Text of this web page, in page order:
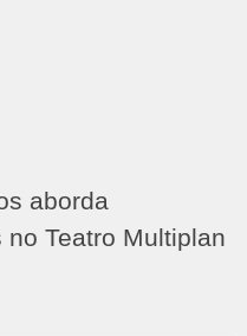
aborda
Teatro Multiplan